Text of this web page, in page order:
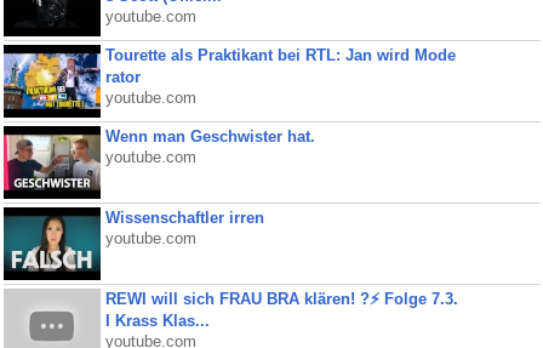
youtube.com
Tourette als Praktikant bei RTL: Jan wird Mode
rator
youtube.com
Wenn man Geschwister hat.
youtube.com
Wissenschaftler irren
youtube.com
REWI will sich FRAU BRA klären! ?⚡️ Folge 7.3.
I Krass Klas...
youtube.com